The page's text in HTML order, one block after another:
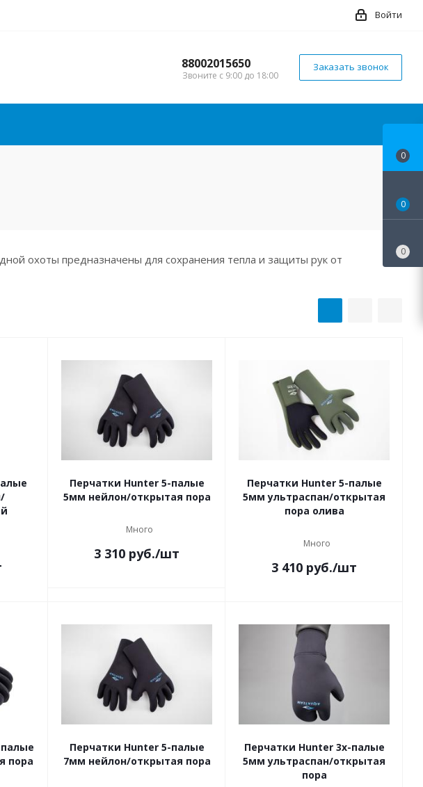
Войти
88002015650
Звоните с 9:00 до 18:00
Заказать звонок
охоты предназначены для сохранения тепла и защиты рук от
Перчатки Hunter 5-палые
5мм нейлон/открытая пора
Много
3 310 руб./шт
Перчатки Hunter 5-палые
5мм ультраспан/открытая
пора олива
Много
3 410 руб./шт
пора
Перчатки Hunter 5-палые
7мм нейлон/открытая пора
Перчатки Hunter 3х-палые
5мм ультраспан/открытая
пора
0
0
0